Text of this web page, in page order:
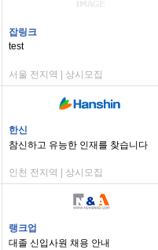
잡링크
test
서울 전지역 | 상시모집
한신
참신하고 유능한 인재를 찾습니다
인천 전지역 | 상시모집
랭크업
대졸 신입사원 채용 안내